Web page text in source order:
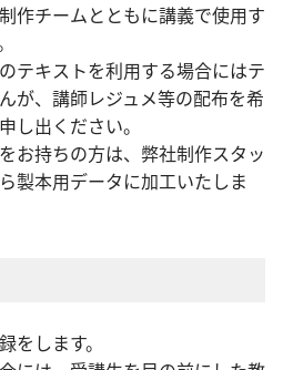
作チームとともに講義で使用す
テキストを利用する場合にはテ
が、講師レジュメ等の配布を希
し出ください。
お持ちの方は、弊社制作スタッ
製本用データに加工いたしま
をします。